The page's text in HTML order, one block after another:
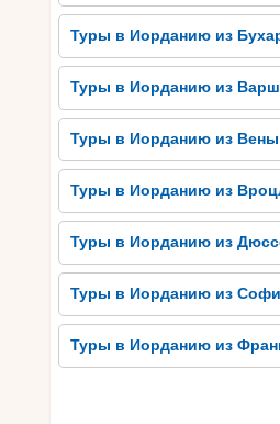
Туры в Иорданию из
Туры в Иорданию из
Туры в Иорданию из Вены
Туры в Иорданию из
Туры в Иорданию из
Туры в Иорданию из
Туры в Иорданию из